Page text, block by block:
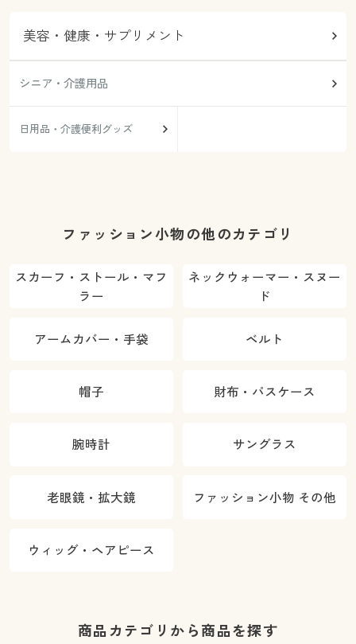
美容・健康・サプリメント
シニア・介護用品
日用品・介護便利グッズ
ファッション小物の他のカテゴリ
スカーフ・ストール・マフ
ラー
ネックウォーマー・スヌー
ド
アームカバー・手袋 ベルト
帽子 財布・パスケース
腕時計 サングラス
老眼鏡・拡大鏡 ファッション小物 その他
ウィッグ・ヘアピース
商品カテゴリから商品を探す